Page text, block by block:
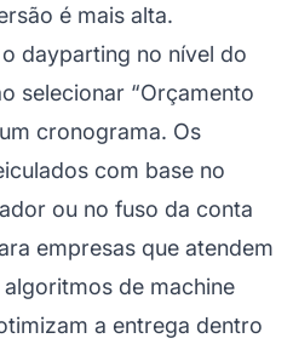
é mais alta.
dayparting no nível do
selecionar “Orçamento
cronograma. Os
com base no
ou no fuso da conta
empresas que atendem
de machine
a entrega dentro